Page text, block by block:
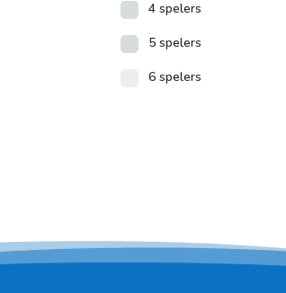
4 spelers
5 spelers
6 spelers